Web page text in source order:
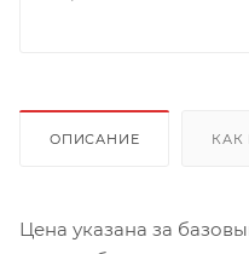
ОПИСАНИЕ КАК
Цена указана за